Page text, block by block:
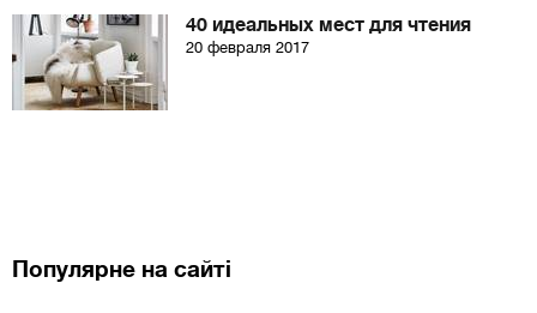
40 идеальных мест для чтения
20 февраля 2017
Популярне на сайті